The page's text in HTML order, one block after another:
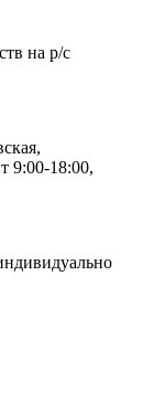
на р/с
9:00-18:00,